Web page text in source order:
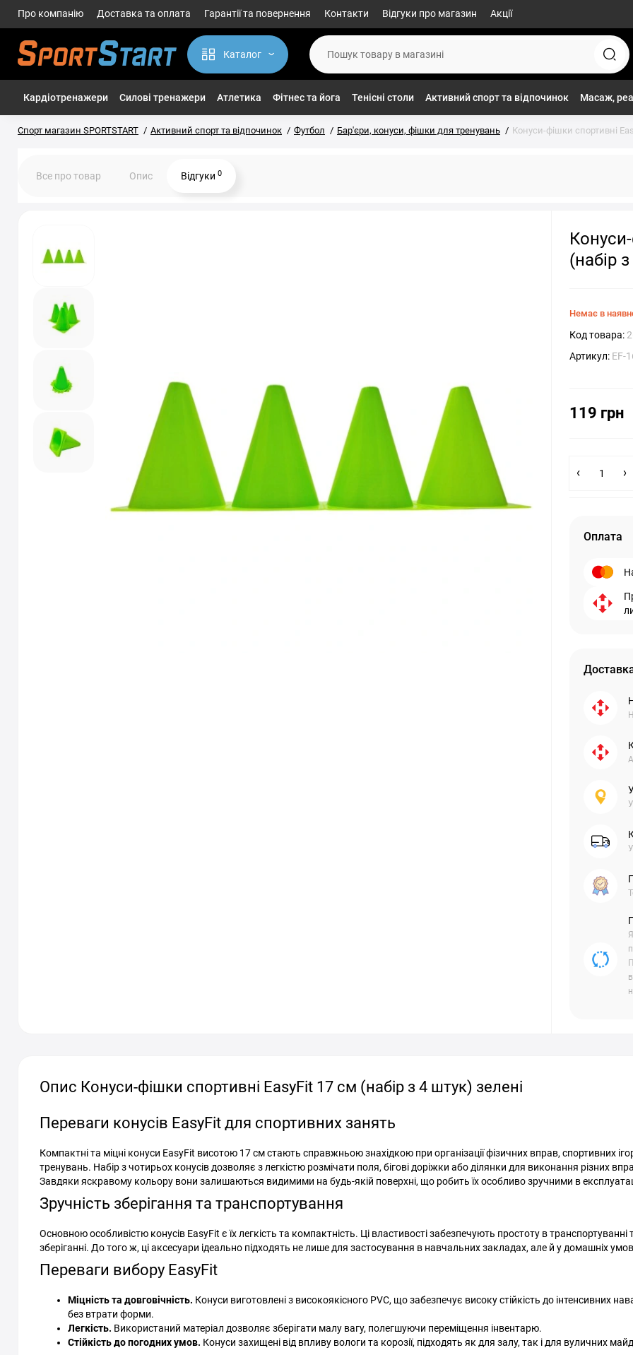
Про компанію Доставка та оплата Гарантії та повернення Контакти Відгуки про магазин Акції
Каталог
Кардіотренажери Силові тренажери Атлетика Фітнес та йога Тенісні столи Активний спорт та відпочинок Масаж,
Спорт магазин SPORTSTART Активний спорт та відпочинок Футбол Бар'єри, конуси, фішки для тренувань Конуси-фішки спортивні
Все про товар Опис Відгуки 0
(набір
Немає в
Код товара:
Артикул: EF-
119 грн
Оплата
Опис Конуси-фішки спортивні EasyFit 17 см (набір з 4 штук) зелені
Переваги конусів EasyFit для спортивних занять
Компактні та міцні конуси EasyFit висотою 17 см стають справжньою знахідкою при організації фізичних вправ, спортивних
тренувань. Набір з чотирьох конусів дозволяє з легкістю розмічати поля, бігові доріжки або ділянки для виконання різних
Завдяки яскравому кольору вони залишаються видимими на будь-якій поверхні, що робить їх особливо зручними в
Зручність зберігання та транспортування
Основною особливістю конусів EasyFit є їх легкість та компактність. Ці властивості забезпечують простоту в транспортуванні
зберіганні. До того ж, ці аксесуари ідеально підходять не лише для застосування в навчальних закладах, але й у домашніх
Переваги вибору EasyFit
Міцність та довговічність. Конуси виготовлені з високоякісного PVC, що забезпечує високу стійкість до інтенсивних
без втрати форми.
Легкість. Використаний матеріал дозволяє зберігати малу вагу, полегшуючи переміщення інвентарю.
Стійкість до погодних умов. Конуси захищені від впливу вологи та корозії, підходять як для залу, так і для вуличних